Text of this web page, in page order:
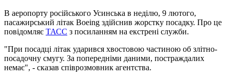
В аеропорту російського Усинська в неділю, 9 лютого,
пасажирський літак Boeing здійснив жорстку посадку. Про це
повідомляє ТАСС з посиланням на екстрені служби.
"При посадці літак ударився хвостовою частиною об злітно-
посадочну смугу. За попередніми даними, постраждалих
немає", - сказав співрозмовник агентства.